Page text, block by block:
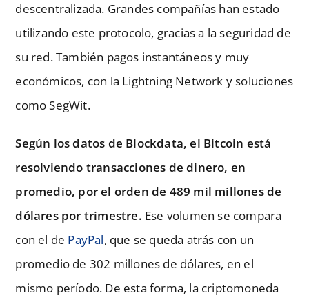
descentralizada. Grandes compañías han estado
utilizando este protocolo, gracias a la seguridad de
su red. También pagos instantáneos y muy
económicos, con la Lightning Network y soluciones
como SegWit.
Según los datos de Blockdata, el Bitcoin está
resolviendo transacciones de dinero, en
promedio, por el orden de 489 mil millones de
dólares por trimestre. Ese volumen se compara
con el de PayPal, que se queda atrás con un
promedio de 302 millones de dólares, en el
mismo período. De esta forma, la criptomoneda